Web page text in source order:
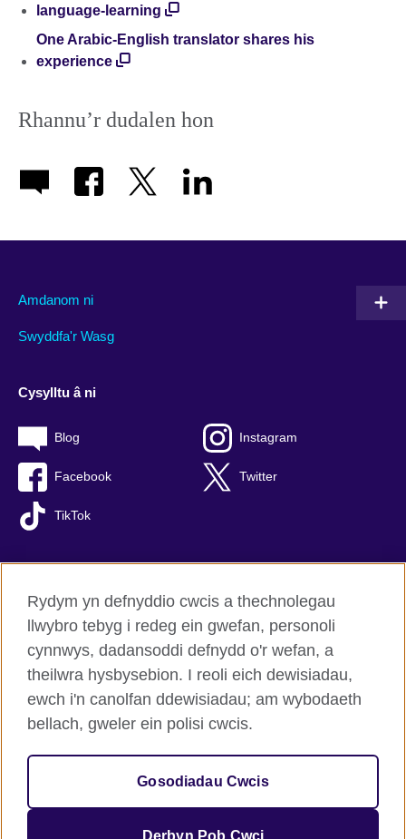
language-learning
One Arabic-English translator shares his
experience
Rhannu’r dudalen hon
Amdanom ni
Swyddfa'r Wasg
Cysylltu â ni
Blog Instagram
Facebook Twitter
TikTok
British Council Byd-eang
Preifatrwydd a thelerau defnyddio
Hygyrchedd
© 2026 British Council
Sefydliad rhyngwladol y Deyrnas Unedig am gysylltiadau
Rydym yn defnyddio cwcis a thechnolegau
llwybro tebyg i redeg ein gwefan, personoli
cynnwys, dadansoddi defnydd o'r wefan, a
theilwra hysbysebion. I reoli eich dewisiadau,
ewch i'n canolfan ddewisiadau; am wybodaeth
bellach, gweler ein polisi cwcis.
Gosodiadau Cwcis
Derbyn Pob Cwci